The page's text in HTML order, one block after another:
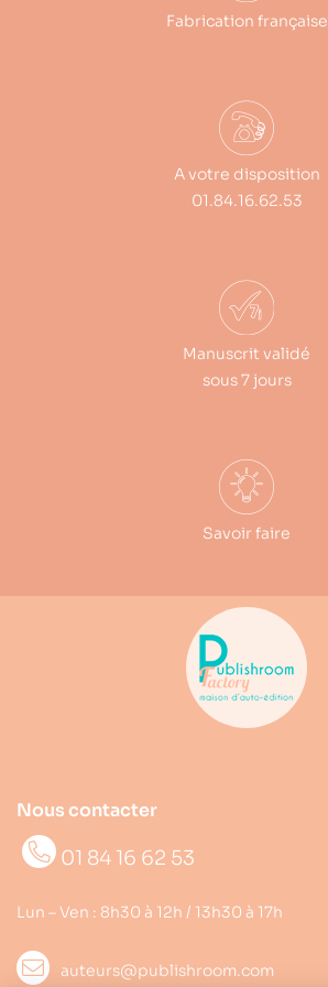
Fabrication française
A votre disposition
01.84.16.62.53
Manuscrit validé
sous 7 jours
Savoir faire
Nous contacter
01 84 16 62 53
Lun – Ven : 8h30 à 12h / 13h30 à 17h
auteurs@publishroom.com